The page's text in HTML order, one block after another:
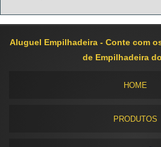
Aluguel Empilhadeira - Conte com
de Empilhadeira
HOME
PRODUTOS